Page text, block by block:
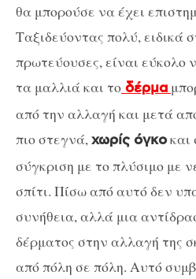
θα μπορούσε να έχει
Ταξιδεύοντας πολύ, ειδικά
πρωτεύουσες, είναι εύκολο
τα μαλλιά και το δέρμα
από την αλλαγή και μετά
πιο στεγνά, χωρίς όγκοκαι
σύγκριση με το πλύσιμο με
σπίτι. Πίσω από αυτό δεν
συνήθεια, αλλά μια
δέρματος στην αλλαγή της
από πόλη σε πόλη. Αυτό